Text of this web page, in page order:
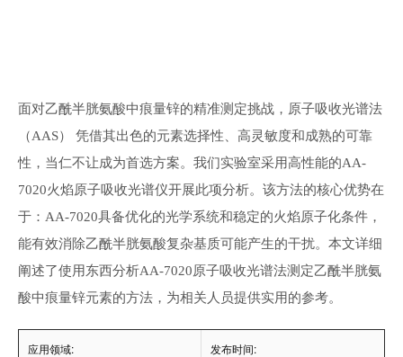
面对乙酰半胱氨酸中痕量锌的精准测定挑战，原子吸收光谱法
（AAS） 凭借其出色的元素选择性、高灵敏度和成熟的可靠
性，当仁不让成为首选方案。我们实验室采用高性能的AA-
7020火焰原子吸收光谱仪开展此项分析。该方法的核心优势在
于： AA-7020具备优化的光学系统和稳定的火焰原子化条件，
能有效消除乙酰半胱氨酸复杂基质可能产生的干扰。 本文详细
阐述了使用东西分析AA-7020原子吸收光谱法测定乙酰半胱氨
酸中痕量锌元素的方法，为相关人员提供实用的参考。
应用领域:
发布时间: